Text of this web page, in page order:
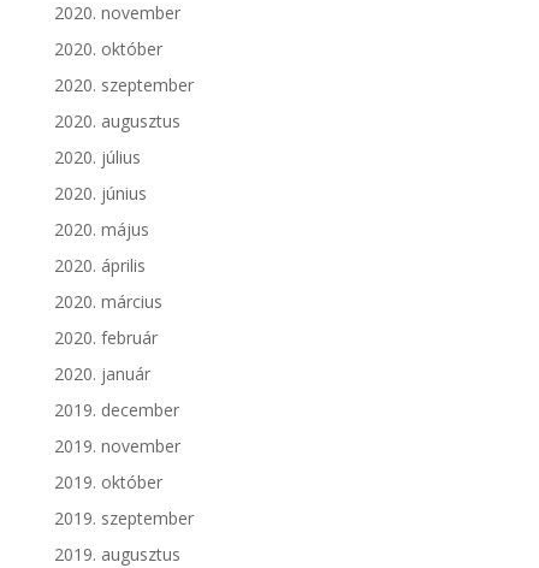
2020. november
2020. október
2020. szeptember
2020. augusztus
2020. július
2020. június
2020. május
2020. április
2020. március
2020. február
2020. január
2019. december
2019. november
2019. október
2019. szeptember
2019. augusztus